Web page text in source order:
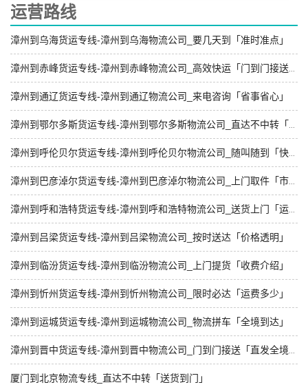
运营路线
漳州到乌海货运专线-漳州到乌海物流公司_要几天到「准时准点」
漳州到赤峰货运专线-漳州到赤峰物流公司_高效快运「门到门接送」
漳州到通辽货运专线-漳州到通辽物流公司_来电咨询「省事省心」
漳州到鄂尔多斯货运专线-漳州到鄂尔多斯物流公司_直达不中转「直发全境」
漳州到呼伦贝尔货运专线-漳州到呼伦贝尔物流公司_随叫随到「快运有保障」
漳州到巴彦淖尔货运专线-漳州到巴彦淖尔物流公司_上门取件「市县派送」
漳州到呼和浩特货运专线-漳州到呼和浩特物流公司_送货上门「运价行情」
漳州到吕梁货运专线-漳州到吕梁物流公司_按时送达「价格透明」
漳州到临汾货运专线-漳州到临汾物流公司_上门提货「收费介绍」
漳州到忻州货运专线-漳州到忻州物流公司_限时必达「运费多少」
漳州到运城货运专线-漳州到运城物流公司_物流拼车「全境到达」
漳州到晋中货运专线-漳州到晋中物流公司_门到门接送「直发全境」
厦门到北京物流专线_直达不中转「送货到门」